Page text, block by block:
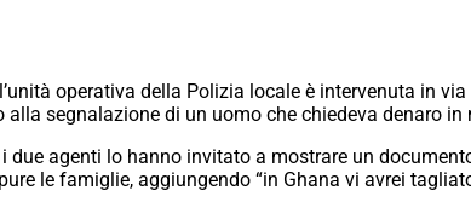
operativa della Polizia locale è intervenuta in
segnalazione di un uomo che chiedeva denaro
agenti lo hanno invitato a mostrare un
le famiglie, aggiungendo “in Ghana vi avrei